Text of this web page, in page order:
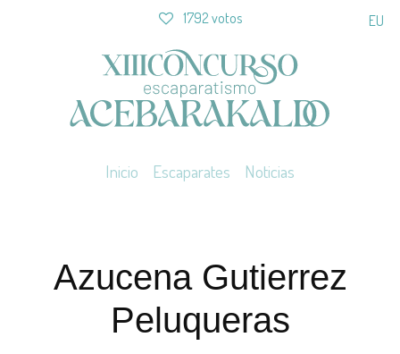
1792 votos EU
Inicio Escaparates Noticias
Azucena Gutierrez
Peluqueras